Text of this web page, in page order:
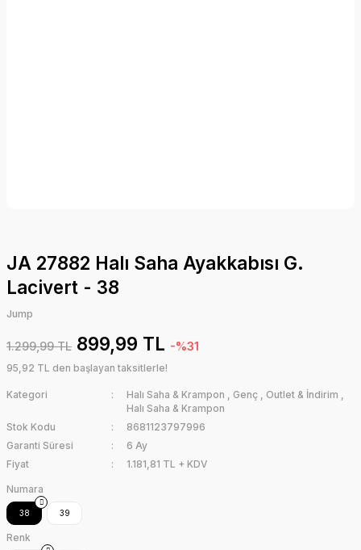
JA 27882 Halı Saha Ayakkabısı G.
Lacivert - 38
Jump
1.299,99 TL 899,99 TL -%31
95,92 TL den başlayan taksitlerle!
Kategori Halı Saha & Krampon , Genç , Outlet & İndirim ,
Halı Saha & Krampon
Stok Kodu
8681123797996
Garanti Süresi
6 Ay
Fiyat
1.181,81 TL + KDV
Numara
38 39
Renk